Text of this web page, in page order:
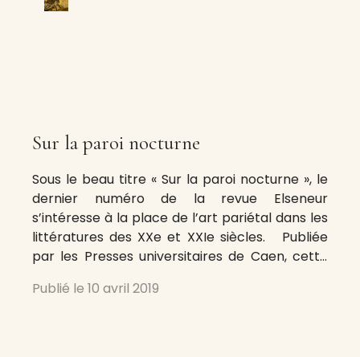
Sur la paroi nocturne
Sous le beau titre « Sur la paroi nocturne », le
dernier numéro de la revue Elseneur
s’intéresse à la place de l’art pariétal dans les
littératures des XXe et XXIe siècles. Publiée
par les Presses universitaires de Caen, cette
(Lettres, Arts du spectacle, Langues romanes)
Publié le 10 avril 2019